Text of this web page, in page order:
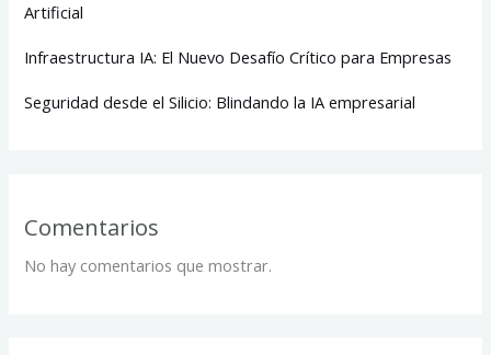
Artificial
Infraestructura IA: El Nuevo Desafío Crítico para Empresas
Seguridad desde el Silicio: Blindando la IA empresarial
Comentarios
No hay comentarios que mostrar.